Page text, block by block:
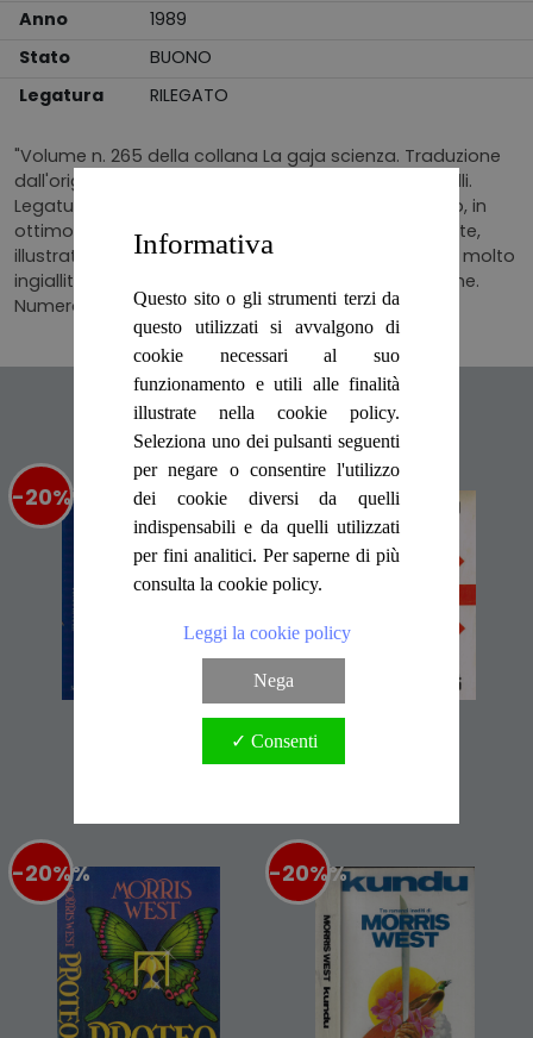
Anno
1989
Stato
BUONO
Legatura
RILEGATO
"Volume n. 265 della collana La gaja scienza. Traduzione
dall'originale inglese Masterclass di Roberta Rambelli.
Legatura tutta tela blu, con titoli in oro solo al dorso, in
ottimo stato e protetta da sovraccoperta con alette,
illustrata e con irrilevanti segni d'uso. Tagli e pagine molto
ingialliti; quest'ultime ben salde e con ampio margine.
Numero pagine 329."
Articoli suggeriti
-20%% -50%%
L'arlecchino
-20%% -20%%
Informativa
Questo sito o gli strumenti terzi da
questo utilizzati si avvalgono di
cookie necessari al suo
funzionamento e utili alle finalità
illustrate nella cookie policy.
Seleziona uno dei pulsanti seguenti
per negare o consentire l'utilizzo
dei cookie diversi da quelli
indispensabili e da quelli utilizzati
per fini analitici. Per saperne di più
consulta la cookie policy.
Leggi la cookie policy
Nega
✓ Consenti